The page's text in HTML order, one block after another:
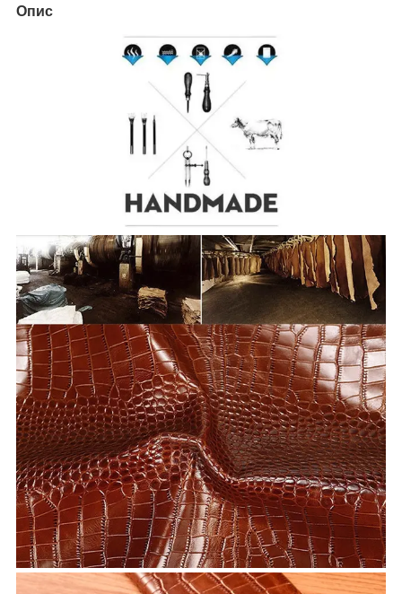
Опис